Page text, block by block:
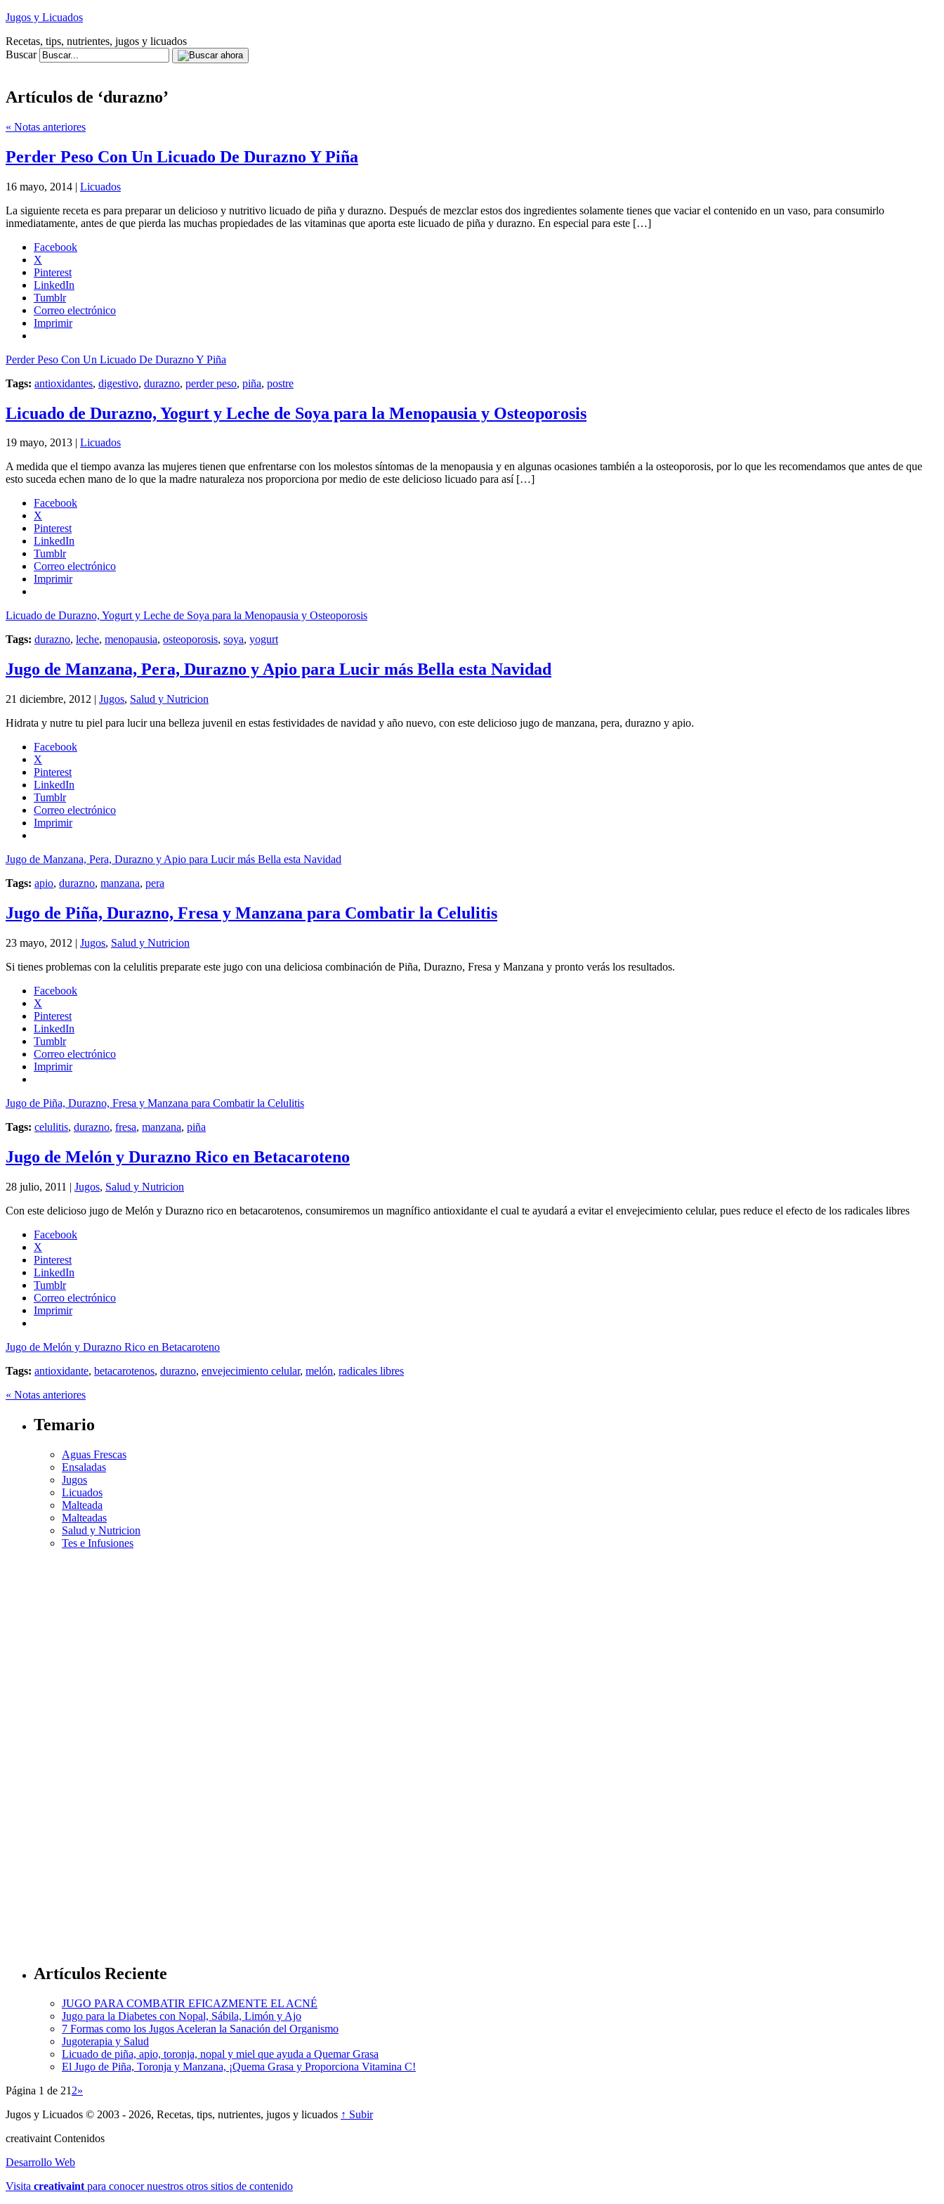
Jugos y Licuados
Recetas, tips, nutrientes, jugos y licuados
Buscar
Artículos de ‘durazno’
« Notas anteriores
Perder Peso Con Un Licuado De Durazno Y Piña
16 mayo, 2014 | Licuados
La siguiente receta es para preparar un delicioso y nutritivo licuado de piña y durazno. Después de mezclar estos dos ingredientes solamente tienes que vaciar el contenido en un vaso, para consumirlo
inmediatamente, antes de que pierda las muchas propiedades de las vitaminas que aporta este licuado de piña y durazno. En especial para este […]
Facebook
X
Pinterest
LinkedIn
Tumblr
Correo electrónico
Imprimir
Perder Peso Con Un Licuado De Durazno Y Piña
Tags: antioxidantes, digestivo, durazno, perder peso, piña, postre
Licuado de Durazno, Yogurt y Leche de Soya para la Menopausia y Osteoporosis
19 mayo, 2013 | Licuados
A medida que el tiempo avanza las mujeres tienen que enfrentarse con los molestos síntomas de la menopausia y en algunas ocasiones también a la osteoporosis, por lo que les recomendamos que antes de que
esto suceda echen mano de lo que la madre naturaleza nos proporciona por medio de este delicioso licuado para así […]
Facebook
X
Pinterest
LinkedIn
Tumblr
Correo electrónico
Imprimir
Licuado de Durazno, Yogurt y Leche de Soya para la Menopausia y Osteoporosis
Tags: durazno, leche, menopausia, osteoporosis, soya, yogurt
Jugo de Manzana, Pera, Durazno y Apio para Lucir más Bella esta Navidad
21 diciembre, 2012 | Jugos, Salud y Nutricion
Hidrata y nutre tu piel para lucir una belleza juvenil en estas festividades de navidad y año nuevo, con este delicioso jugo de manzana, pera, durazno y apio.
Facebook
X
Pinterest
LinkedIn
Tumblr
Correo electrónico
Imprimir
Jugo de Manzana, Pera, Durazno y Apio para Lucir más Bella esta Navidad
Tags: apio, durazno, manzana, pera
Jugo de Piña, Durazno, Fresa y Manzana para Combatir la Celulitis
23 mayo, 2012 | Jugos, Salud y Nutricion
Si tienes problemas con la celulitis preparate este jugo con una deliciosa combinación de Piña, Durazno, Fresa y Manzana y pronto verás los resultados.
Facebook
X
Pinterest
LinkedIn
Tumblr
Correo electrónico
Imprimir
Jugo de Piña, Durazno, Fresa y Manzana para Combatir la Celulitis
Tags: celulitis, durazno, fresa, manzana, piña
Jugo de Melón y Durazno Rico en Betacaroteno
28 julio, 2011 | Jugos, Salud y Nutricion
Con este delicioso jugo de Melón y Durazno rico en betacarotenos, consumiremos un magnífico antioxidante el cual te ayudará a evitar el envejecimiento celular, pues reduce el efecto de los radicales libres
Facebook
X
Pinterest
LinkedIn
Tumblr
Correo electrónico
Imprimir
Jugo de Melón y Durazno Rico en Betacaroteno
Tags: antioxidante, betacarotenos, durazno, envejecimiento celular, melón, radicales libres
« Notas anteriores
Temario
Aguas Frescas
Ensaladas
Jugos
Licuados
Malteada
Malteadas
Salud y Nutricion
Tes e Infusiones
Artículos Reciente
JUGO PARA COMBATIR EFICAZMENTE EL ACNÉ
Jugo para la Diabetes con Nopal, Sábila, Limón y Ajo
7 Formas como los Jugos Aceleran la Sanación del Organismo
Jugoterapia y Salud
Licuado de piña, apio, toronja, nopal y miel que ayuda a Quemar Grasa
El Jugo de Piña, Toronja y Manzana, ¡Quema Grasa y Proporciona Vitamina C!
Página 1 de 21 2»
Jugos y Licuados © 2003 - 2026, Recetas, tips, nutrientes, jugos y licuados ↑ Subir
creativaint Contenidos
Desarrollo Web
Visita creativaint para conocer nuestros otros sitios de contenido